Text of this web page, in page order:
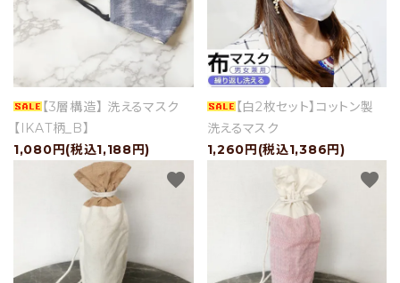
【3層構造】 洗えるマスク
【IKAT柄_B】
1,080円(税込1,188円)
【白2枚セット】コットン製
洗えるマスク
1,260円(税込1,386円)
favorite favorite